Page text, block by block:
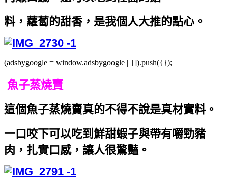
料，蘿蔔的甜香，是我個人大推的點心。
(adsbygoogle = window.adsbygoogle || []).push({});
魚子蒸燒賣
這個魚子蒸燒賣真的不得不說是真材實料。
一口咬下可以吃到鮮甜蝦子與帶有嚼勁豬
肉，扎實口感，讓人很驚豔。